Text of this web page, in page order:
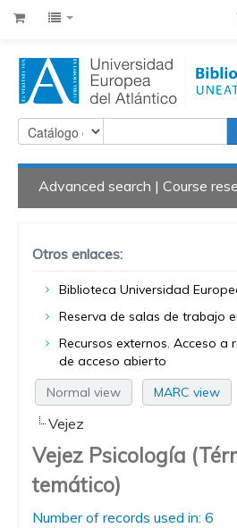
Advanced search Course
Otros enlaces:
Biblioteca Universidad
Reserva de salas de trabajo
Recursos externos. Acceso a
de acceso abierto
Normal view
MARC view
Vejez
Vejez Psicología
temático)
Number of records used in: 6